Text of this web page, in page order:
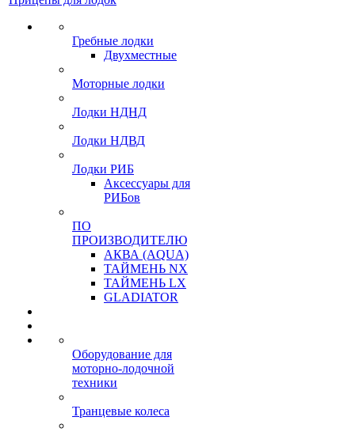
Гребные лодки
Двухместные
Моторные лодки
Лодки НДНД
Лодки НДВД
Лодки РИБ
Аксессуары для
РИБов
ПО
ПРОИЗВОДИТЕЛЮ
АКВА (AQUA)
ТАЙМЕНЬ NX
ТАЙМЕНЬ LX
GLADIATOR
Оборудование для
моторно-лодочной
техники
Транцевые колеса